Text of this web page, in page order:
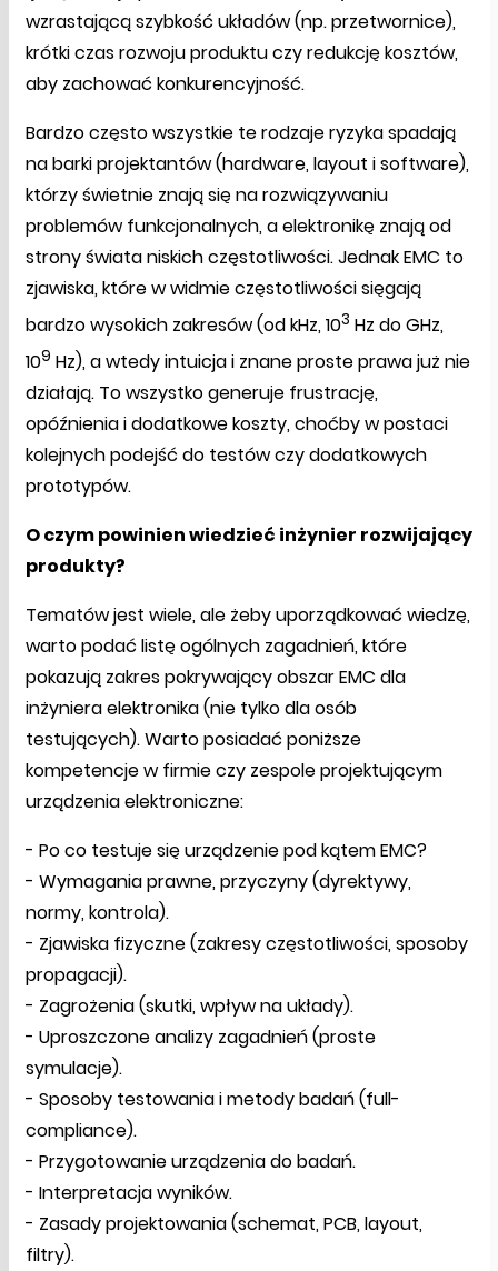
wzrastającą szybkość układów (np. przetwornice),
krótki czas rozwoju produktu czy redukcję kosztów,
aby zachować konkurencyjność.
Bardzo często wszystkie te rodzaje ryzyka spadają
na barki projektantów (hardware, layout i software),
którzy świetnie znają się na rozwiązywaniu
problemów funkcjonalnych, a elektronikę znają od
strony świata niskich częstotliwości. Jednak EMC to
zjawiska, które w widmie częstotliwości sięgają
bardzo wysokich zakresów (od kHz, 103 Hz do GHz,
109 Hz), a wtedy intuicja i znane proste prawa już nie
działają. To wszystko generuje frustrację,
opóźnienia i dodatkowe koszty, choćby w postaci
kolejnych podejść do testów czy dodatkowych
prototypów.
O czym powinien wiedzieć inżynier rozwijający
produkty?
Tematów jest wiele, ale żeby uporządkować wiedzę,
warto podać listę ogólnych zagadnień, które
pokazują zakres pokrywający obszar EMC dla
inżyniera elektronika (nie tylko dla osób
testujących). Warto posiadać poniższe
kompetencje w firmie czy zespole projektującym
urządzenia elektroniczne:
- Po co testuje się urządzenie pod kątem EMC?
- Wymagania prawne, przyczyny (dyrektywy,
normy, kontrola).
- Zjawiska fizyczne (zakresy częstotliwości, sposoby
propagacji).
- Zagrożenia (skutki, wpływ na układy).
- Uproszczone analizy zagadnień (proste
symulacje).
- Sposoby testowania i metody badań (full-
compliance).
- Przygotowanie urządzenia do badań.
- Interpretacja wyników.
- Zasady projektowania (schemat, PCB, layout,
filtry).